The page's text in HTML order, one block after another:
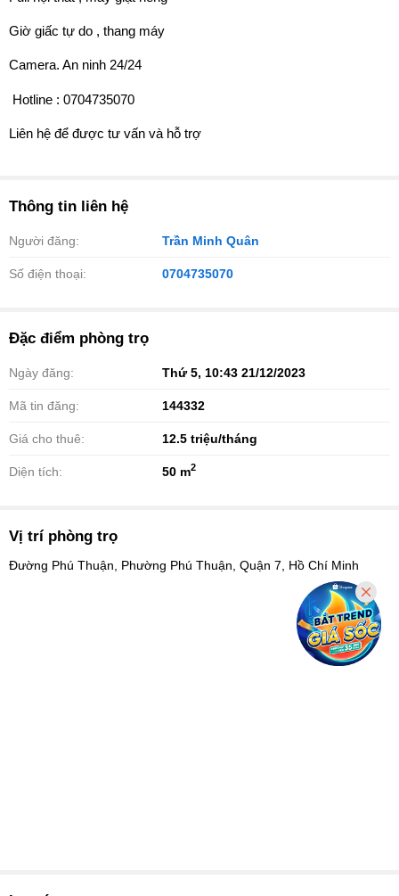
Giờ giấc tự do , thang máy
Camera. An ninh 24/24
️ Hotline : 0704735070
Liên hệ để được tư vấn và hỗ trợ
Thông tin liên hệ
Người đăng: Trần Minh Quân
Số điện thoại: 0704735070
Đặc điểm phòng trọ
Ngày đăng: Thứ 5, 10:43 21/12/2023
Mã tin đăng: 144332
Giá cho thuê: 12.5 triệu/tháng
Diện tích: 50 m2
Vị trí phòng trọ
Đường Phú Thuận, Phường Phú Thuận, Quận 7, Hồ Chí Minh